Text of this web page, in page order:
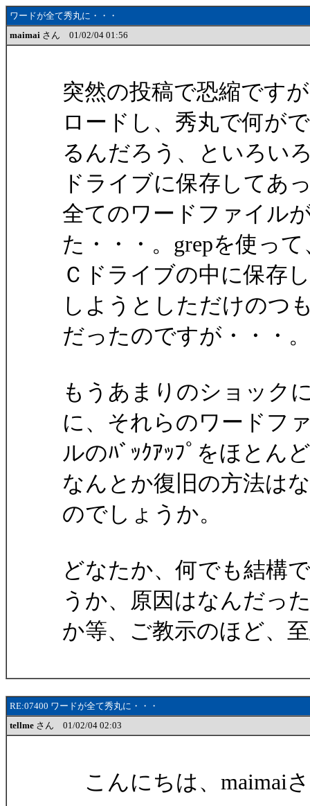
ワードが全て秀丸に・・・
maimai さん 01/02/04 01:56
突然の投稿で恐縮です
ロードし、秀丸で何が
るんだろう、といろい
ドライブに保存してあ
全てのワードファイル
た・・・。grepを使って
Ｃドライブの中に保存
しようとしただけのつ
だったのですが・・・。
もうあまりのショック
に、それらのワードフ
ルのﾊﾞｯｸｱｯﾌﾟをほとん
なんとか復旧の方法は
のでしょうか。
どなたか、何でも結構
うか、原因はなんだっ
か等、ご教示のほど、
RE:07400 ワードが全て秀丸に・・・
tellme さん 01/02/04 02:03
こんにちは、maimai